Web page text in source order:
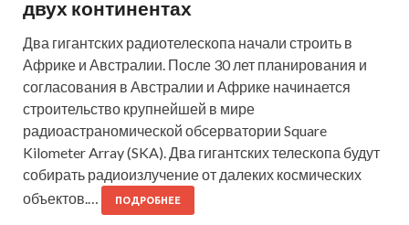
двух континентах
Два гигантских радиотелескопа начали строить в
Африке и Австралии. После 30 лет планирования и
согласования в Австралии и Африке начинается
строительство крупнейшей в мире
радиоастраномической обсерватории Square
Kilometer Array (SKA). Два гигантских телескопа будут
собирать радиоизлучение от далеких космических
объектов.…
ПОДРОБНЕЕ